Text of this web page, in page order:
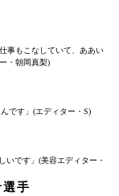
事もこなしていて、ああい
・朝岡真梨)
です」(エディター・S)
いです」(美容エディター・
手